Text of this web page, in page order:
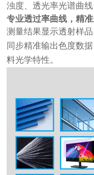
浊度、透光率光谱曲线
专业透过率曲线，精
测量结果显示透射样
同步精准输出色度数
料光学特性。